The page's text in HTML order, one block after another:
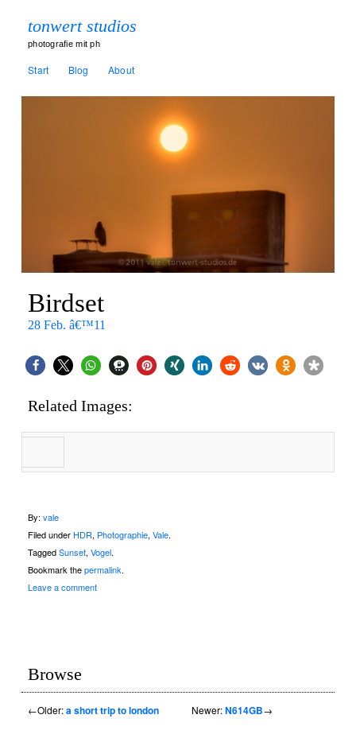
tonwert studios
photografie mit ph
Start Blog About
Birdset
28 Feb. â€™11
Related Images:
By: vale
Filed under HDR, Photographie, Vale.
TaggedSunset, Vogel.
Bookmark thepermalink.
Leave a comment
Browse
←Older:a short trip to london Newer:N614GB→